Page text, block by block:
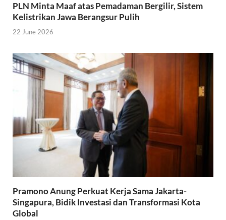
PLN Minta Maaf atas Pemadaman Bergilir, Sistem
Kelistrikan Jawa Berangsur Pulih
22 June 2026
Pramono Anung Perkuat Kerja Sama Jakarta-
Singapura, Bidik Investasi dan Transformasi Kota
Global